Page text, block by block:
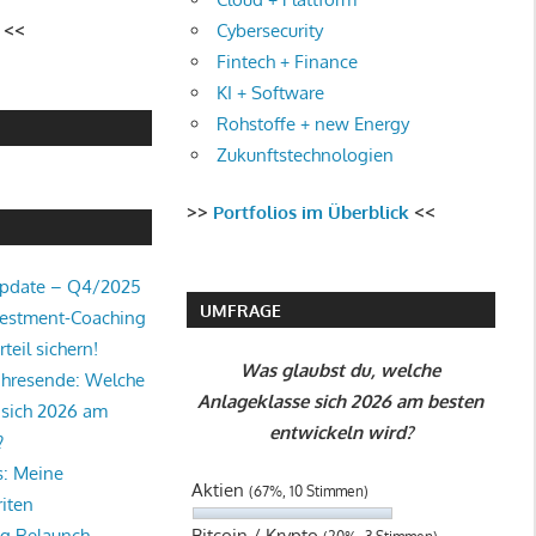
– Q4/2025
Coaching
sichern!
Welche
2026 am
Meine
Cybersecurity
Fintech + Finance
KI + Software
Rohstoffe + new Energy
Zukunftstechnologien
>> Portfolios im Überblick<<
UMFRAGE
Was glaubst du, welche
Anlageklasse sich 2026 am besten
entwickeln wird?
Aktien(67%, 10 Stimmen)